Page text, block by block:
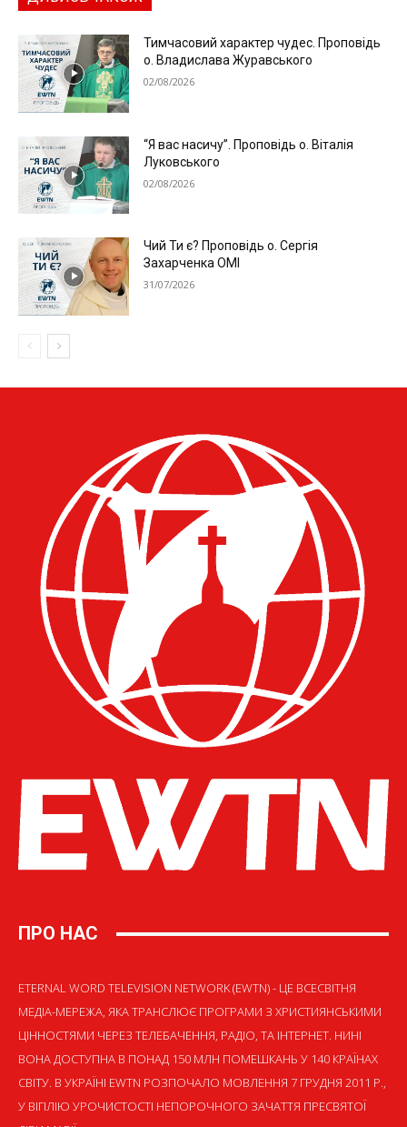
ПРО НАС
ETERNAL WORD TELEVISION NETWORK (EWTN) - ЦЕ ВСЕСВІТНЯ
МЕДІА-МЕРЕЖА, ЯКА ТРАНСЛЮЄ ПРОГРАМИ З ХРИСТИЯНСЬКИМИ
ЦІННОСТЯМИ ЧЕРЕЗ ТЕЛЕБАЧЕННЯ, РАДІО, ТА ІНТЕРНЕТ. НИНІ
ВОНА ДОСТУПНА В ПОНАД 150 МЛН ПОМЕШКАНЬ У 140 КРАЇНАХ
СВІТУ. В УКРАЇНІ EWTN РОЗПОЧАЛО МОВЛЕННЯ 7 ГРУДНЯ 2011 Р.,
У ВІГІЛІЮ УРОЧИСТОСТІ НЕПОРОЧНОГО ЗАЧАТТЯ ПРЕСВЯТОЇ